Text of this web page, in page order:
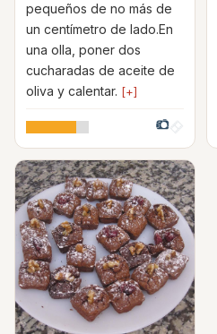
pequeños de no más de
un centímetro de lado.En
una olla, poner dos
cucharadas de aceite de
oliva y calentar. [+]